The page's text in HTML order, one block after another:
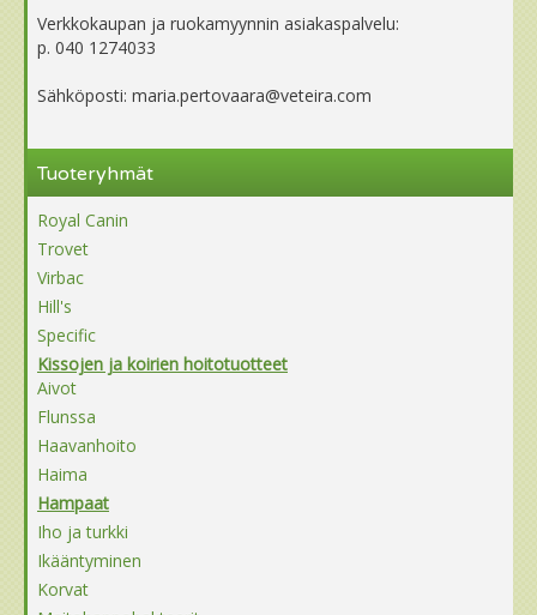
Verkkokaupan ja ruokamyynnin asiakaspalvelu:
p. 040 1274033
Sähköposti: maria.pertovaara@veteira.com
Tuoteryhmät
Royal Canin
Trovet
Virbac
Hill's
Specific
Kissojen ja koirien hoitotuotteet
Aivot
Flunssa
Haavanhoito
Haima
Hampaat
Iho ja turkki
Ikääntyminen
Korvat